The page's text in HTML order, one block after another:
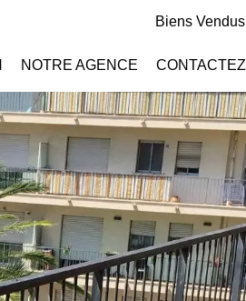
Biens Vendus
NOTRE AGENCE